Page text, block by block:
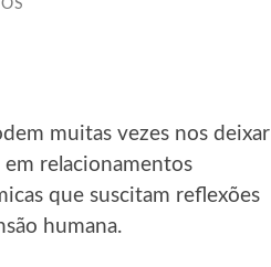
muitas vezes nos deixar
relacionamentos
que suscitam reflexões
humana.